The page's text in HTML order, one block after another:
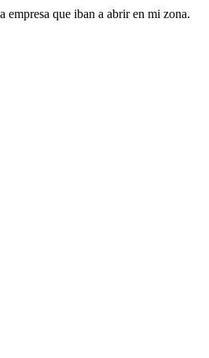
empresa que iban a abrir en mi zona.